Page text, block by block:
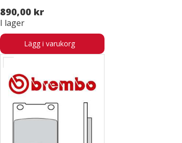
890,00 kr
I lager
Lägg i varukorg